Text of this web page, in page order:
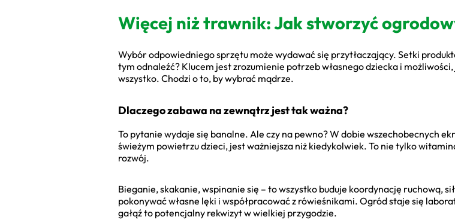
Więcej niż trawnik: Jak stworzyć
Wybór odpowiedniego sprzętu może wydawać się przytłaczający. Setki
tym odnaleźć? Klucem jest zrozumienie potrzeb własnego dziecka i
wszystko. Chodzi o to, by wybrać mądrze.
Dlaczego zabawa na zewnątrz jest tak ważna?
To pytanie wydaje się banalne. Ale czy na pewno? W dobie wszechobecnych
świeżym powietrzu dzieci, jest ważniejsza niż kiedykolwiek. To nie tylko
rozwój.
Bieganie, skakanie, wspinanie się – to wszystko buduje koordynację ruchową,
pokonywać własne lęki i współpracować z rówieśnikami. Ogród staje się
gałąź to potencjalny rekwizyt w wielkiej przygodzie.